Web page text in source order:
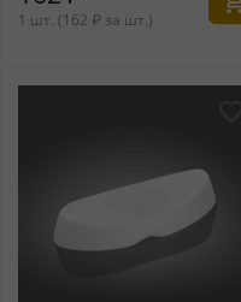
1 шт. (162 ₽ за шт.)